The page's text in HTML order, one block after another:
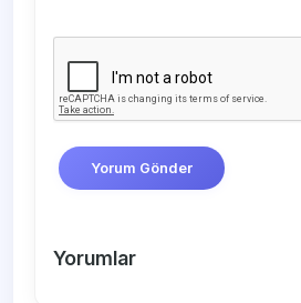
Yorum Gönder
Yorumlar